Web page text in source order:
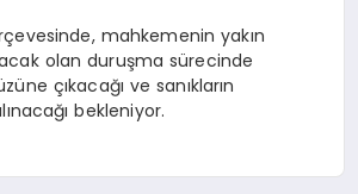
mahkemenin yakın
olan duruşma sürecinde
çıkacağı ve sanıkların
bekleniyor.